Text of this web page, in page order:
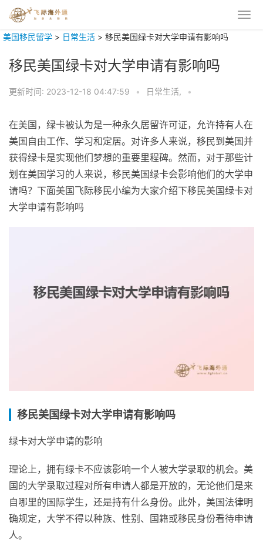
美国移民留学 > 日常生活 > 移民美国绿卡对大学申请有影响吗
移民美国绿卡对大学申请有影响吗
更新时间: 2023-12-18 04:47:59 • 日常生活, •
在美国，绿卡被认为是一种永久居留许可证，允许持有人在
美国自由工作、学习和定居。对许多人来说，移民到美国并
获得绿卡是实现他们梦想的重要里程碑。然而，对于那些计
划在美国学习的人来说，移民美国绿卡会影响他们的大学申
请吗？下面美国飞际移民小编为大家介绍下移民美国绿卡对
大学申请有影响吗
移民美国绿卡对大学申请有影响吗
绿卡对大学申请的影响
理论上，拥有绿卡不应该影响一个人被大学录取的机会。美
国的大学录取过程对所有申请人都是开放的，无论他们是来
自哪里的国际学生，还是持有什么身份。此外，美国法律明
确规定，大学不得以种族、性别、国籍或移民身份看待申请
人。